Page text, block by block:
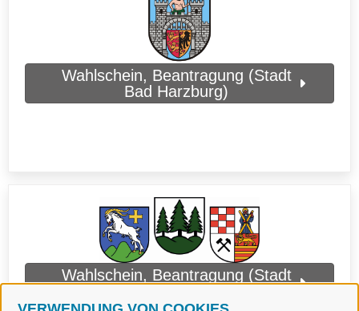
Wahlschein, Beantragung (Stadt
Bad Harzburg)
Wahlschein, Beantragung (Stadt